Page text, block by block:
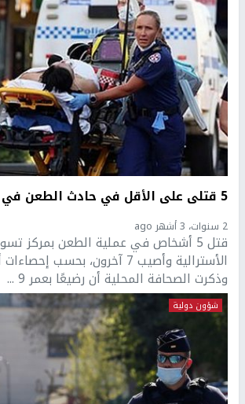
5 قتلى على الأقل في حادث الطعن في أستراليا
2 سنوات، 3 أشهر ago
قتل 5 أشخاص في عملية الطعن بمركز
الأسترالية وأصيب 7 آخرون، بحسب
وذكرت الصحافة المحلية أن رضيعًا بعمر 9 ...
شؤون دولية